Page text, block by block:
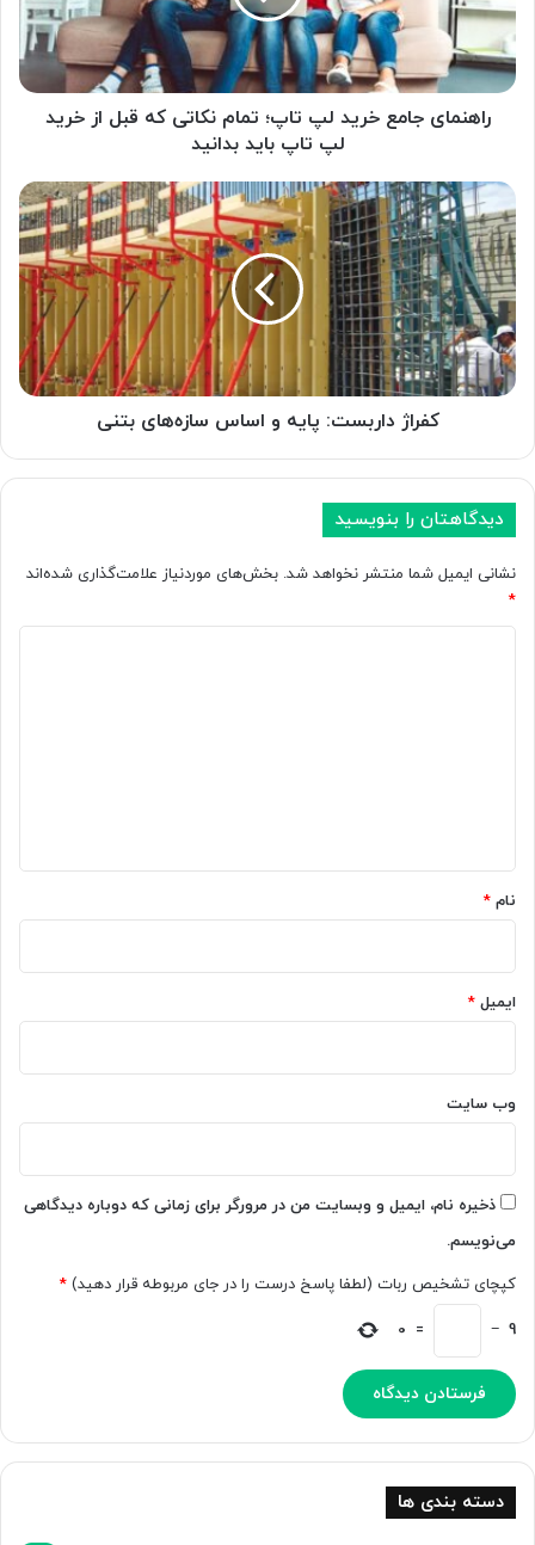
تمام
نکاتی
که
قبل
تاپ
باید
بدانید
راهنمای جامع خرید لپ تاپ؛ تمام نکاتی که قبل از خرید
لپ تاپ باید بدانید
کفراژ
داربست:
پایه
و
اساس
سازه‌های
بتنی
کفراژ داربست: پایه و اساس سازه‌های بتنی
دیدگاهتان را بنویسید
نشانی ایمیل شما منتشر نخواهد شد. بخش‌های موردنیاز علامت‌گذاری شده‌اند
*
نام *
ایمیل *
وب‌ سایت
ذخیره نام، ایمیل و وبسایت من در مرورگر برای زمانی که دوباره دیدگاهی
می‌نویسم.
کپچای تشخیص ربات (لطفا پاسخ درست را در جای مربوطه قرار دهید) *
9
−
=
0
دسته بندی ها